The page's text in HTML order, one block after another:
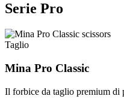
Serie Pro
Taglio
Mina Pro Classic
Il forbice da taglio premium di